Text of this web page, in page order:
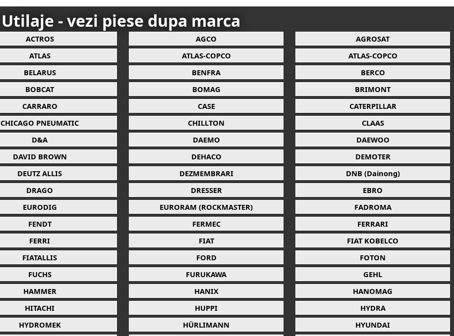
Utilaje - vezi piese dupa marca
ACTROS AGCO
AGROSAT
ATLAS ATLAS-COPCO
ATLAS-COPCO
BELARUS BENFRA
BERCO
BOBCAT BOMAG
BRIMONT
CARRARO CASE
CATERPILLAR
CHICAGO PNEUMATIC CHILLTON
CLAAS
D&A DAEMO
DAEWOO
DAVID BROWN DEHACO
DEMOTER
DEUTZ ALLIS DEZMEMBRARI
DNB (Dainong)
DRAGO DRESSER
EBRO
EURODIG EURORAM (ROCKMASTER)
FADROMA
FENDT FERMEC
FERRARI
FERRI FIAT
FIAT KOBELCO
FIATALLIS FORD
FOTON
FUCHS FURUKAWA
GEHL
HAMMER HANIX
HANOMAG
HITACHI HUPPI
HYDRA
HYDROMEK HÜRLIMANN
HYUNDAI